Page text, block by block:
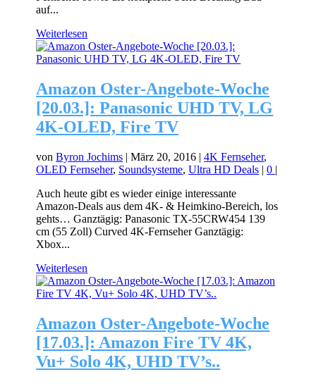
auf...
Weiterlesen
Amazon Oster-Angebote-Woche
[20.03.]: Panasonic UHD TV, LG
4K-OLED, Fire TV
vonByron Jochims |März 20, 2016 |4K Fernseher,
OLED Fernseher, Soundsysteme,Ultra HD Deals |0 |
Auch heute gibt es wieder einige interessante
Amazon-Deals aus dem 4K- & Heimkino-Bereich, los
gehts… Ganztägig: Panasonic TX-55CRW454 139
cm (55 Zoll) Curved 4K-Fernseher Ganztägig:
Xbox...
Weiterlesen
Amazon Oster-Angebote-Woche
[17.03.]: Amazon Fire TV 4K,
Vu+ Solo 4K, UHD TV’s..